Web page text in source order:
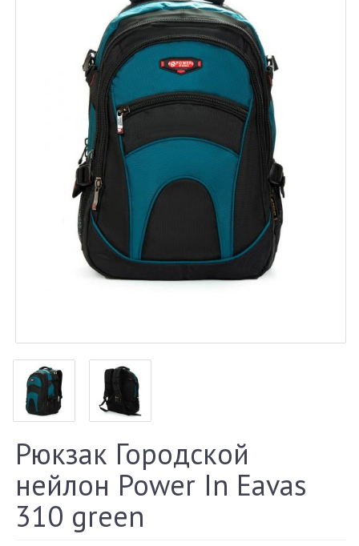
Рюкзак Городской
нейлон Power In Eavas
310 green